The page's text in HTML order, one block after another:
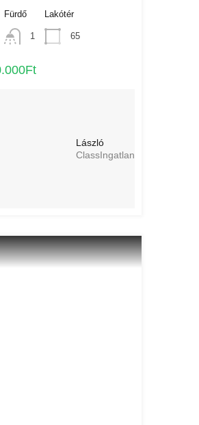
Fürdő
1
Lakótér
65
László
ClassIngatlan